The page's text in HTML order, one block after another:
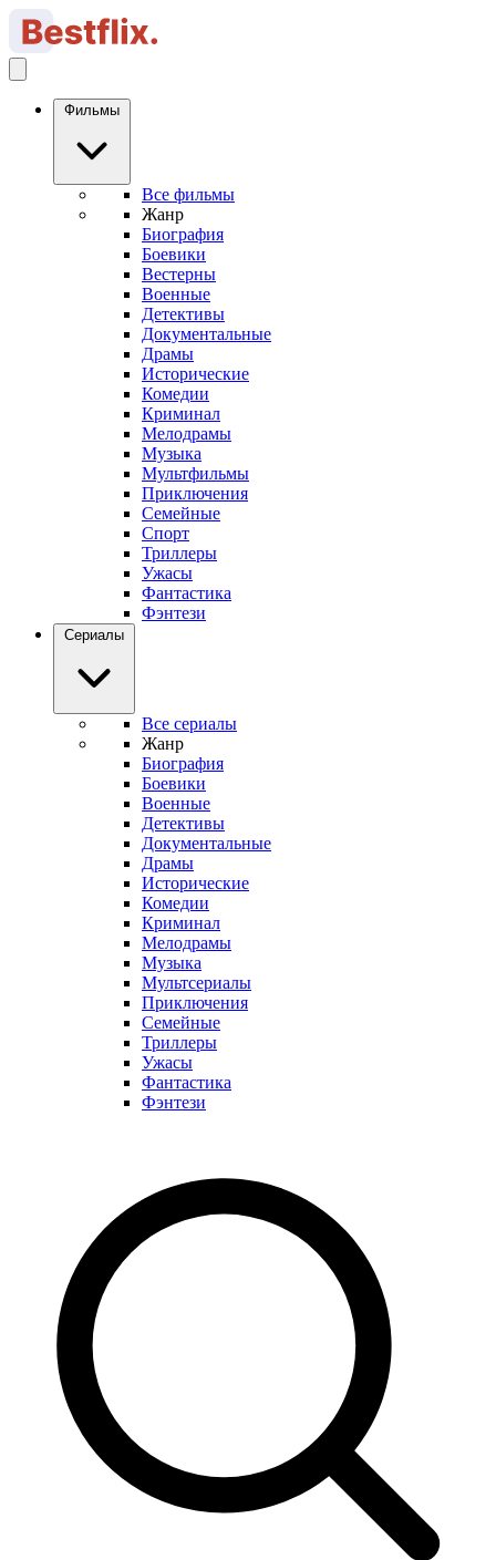
Фильмы
Все фильмы
Жанр
Биография
Боевики
Вестерны
Военные
Детективы
Документальные
Драмы
Исторические
Комедии
Криминал
Мелодрамы
Музыка
Мультфильмы
Приключения
Семейные
Спорт
Триллеры
Ужасы
Фантастика
Фэнтези
Сериалы
Все сериалы
Жанр
Биография
Боевики
Военные
Детективы
Документальные
Драмы
Исторические
Комедии
Криминал
Мелодрамы
Музыка
Мультсериалы
Приключения
Семейные
Триллеры
Ужасы
Фантастика
Фэнтези